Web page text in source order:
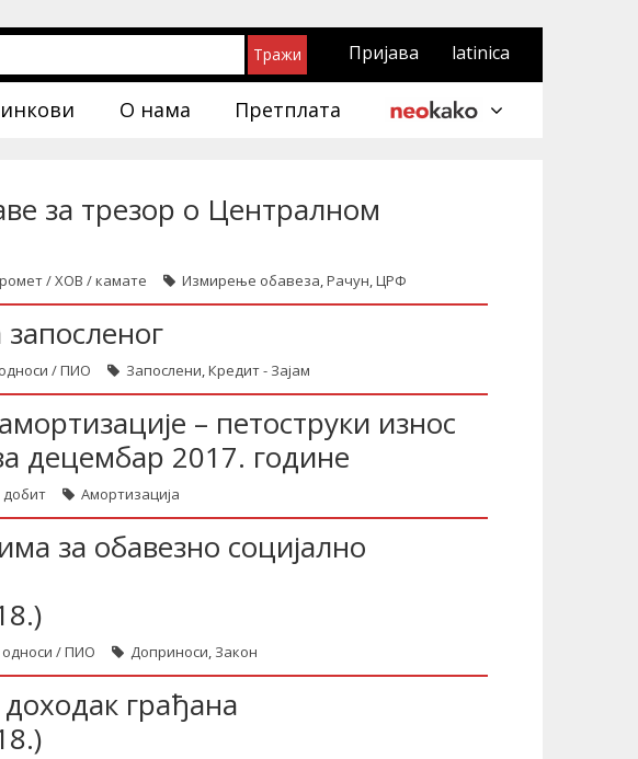
Пријава latinica
О нама Претплата
за трезор о Централном
/ ХОВ / камате Измирење обавеза,Рачун,ЦРФ
/ ПИО Запослени,Кредит - Зајам
– петоструки износ
децембар 2017. године
Амортизација
за обавезно социјално
/ ПИО Доприноси, Закон
грађана